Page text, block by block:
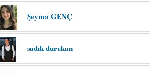
Şeyma GENÇ
sadık durukan